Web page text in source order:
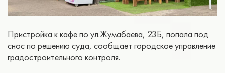
Пристройка к кафе по ул.Жумабаева, 23Б, попала под
снос по решению суда, сообщает городское управление
градостроительного контроля.